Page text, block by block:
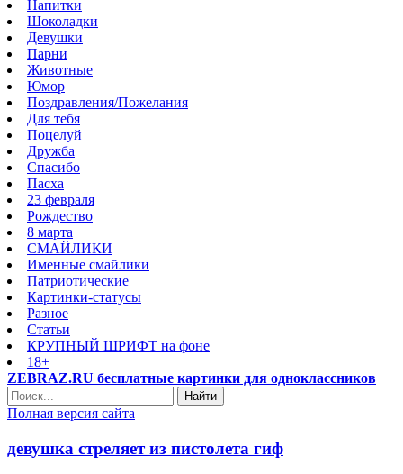
Напитки
Шоколадки
Девушки
Парни
Животные
Юмор
Поздравления/Пожелания
Для тебя
Поцелуй
Дружба
Спасибо
Пасха
23 февраля
Рождество
8 марта
СМАЙЛИКИ
Именные смайлики
Патриотические
Картинки-статусы
Разное
Cтатьи
КРУПНЫЙ ШРИФТ на фоне
18+
ZEBRAZ.RU бесплатные картинки для одноклассников
Найти
Полная версия сайта
девушка стреляет из пистолета гиф